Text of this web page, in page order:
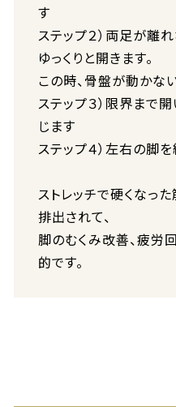
す
ステップ２）両足が離
ゆっくりと開きます。
この時、骨盤が動かな
ステップ３）限界まで
じます
ステップ４）左右の脚
ストレッチで硬くなっ
排出されて、
脚のむくみ改善、疲労
的です。